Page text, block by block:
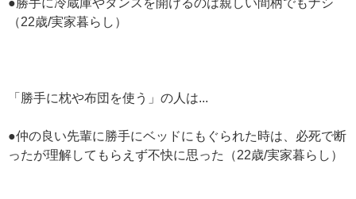
●勝手に冷蔵庫やタンスを開けるのは親しい間柄でもナシ
（22歳/実家暮らし）
「勝手に枕や布団を使う」の人は...
●仲の良い先輩に勝手にベッドにもぐられた時は、必死で断
ったが理解してもらえず不快に思った（22歳/実家暮らし）